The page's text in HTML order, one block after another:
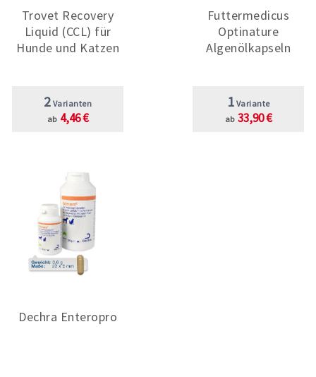
Trovet Recovery
Liquid (CCL) für
Hunde und Katzen
2 Varianten
ab 4,46 €
Futtermedicus
Optinature
Algenölkapseln
1 Variante
ab 33,90 €
Dechra Enteropro